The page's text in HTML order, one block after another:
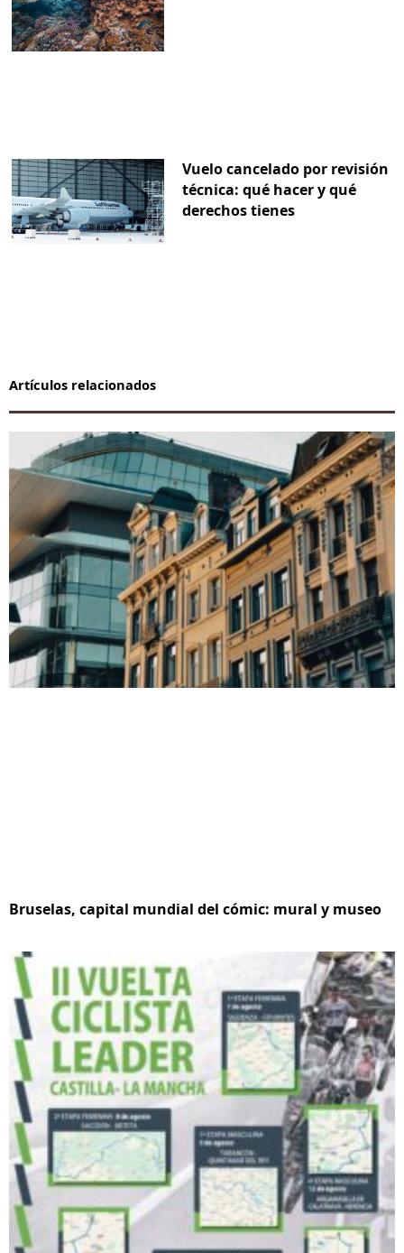
Vuelo cancelado por revisión
técnica: qué hacer y qué
derechos tienes
Artículos relacionados
Bruselas, capital mundial del cómic: mural y museo